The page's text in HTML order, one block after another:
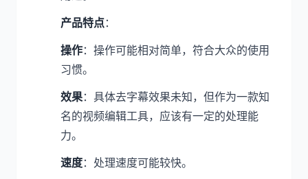
产品特点：
操作：操作可能相对简单，符合大众的使用
习惯。
效果：具体去字幕效果未知，但作为一款知
名的视频编辑工具，应该有一定的处理能
力。
速度：处理速度可能较快。